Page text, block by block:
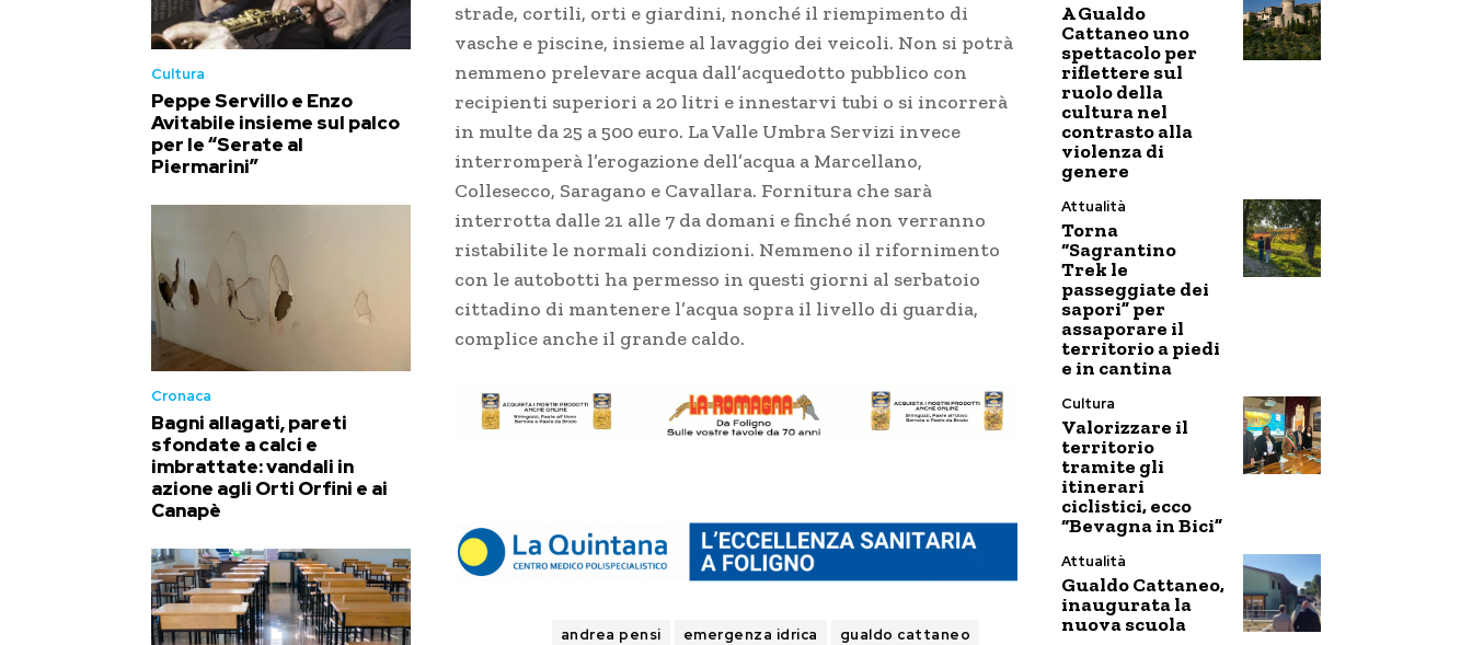
Cultura
Peppe Servillo e Enzo
Avitabile insieme sul palco
per le “Serate al
Piermarini”
Cronaca
Bagni allagati, pareti
sfondate a calci e
imbrattate: vandali in
azione agli Orti Orfini e ai
Canapè
strade, cortili, orti e giardini, nonché il riempimento di
vasche e piscine, insieme al lavaggio dei veicoli. Non si potrà
nemmeno prelevare acqua dall’acquedotto pubblico con
recipienti superiori a 20 litri e innestarvi tubi o si incorrerà
in multe da 25 a 500 euro. La Valle Umbra Servizi invece
interromperà l’erogazione dell’acqua a Marcellano,
Collesecco, Saragano e Cavallara. Fornitura che sarà
interrotta dalle 21 alle 7 da domani e finché non verranno
ristabilite le normali condizioni. Nemmeno il rifornimento
con le autobotti ha permesso in questi giorni al serbatoio
cittadino di mantenere l’acqua sopra il livello di guardia,
complice anche il grande caldo.
andrea pensi emergenza idrica gualdo cattaneo
A Gualdo
Cattaneo uno
spettacolo per
riflettere sul
ruolo della
cultura nel
contrasto alla
violenza di
genere
Attualità
Torna
“Sagrantino
Trek le
passeggiate dei
sapori” per
assaporare il
territorio a piedi
e in cantina
Cultura
Valorizzare il
territorio
tramite gli
itinerari
ciclistici, ecco
“Bevagna in Bici”
Attualità
Gualdo Cattaneo,
inaugurata la
nuova scuola